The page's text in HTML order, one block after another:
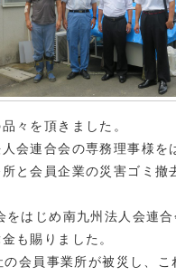
々を頂きました。
会連合会の専務理事様を
と会員企業の災害ゴミ撤
はじめ南九州法人会連合
も賜りました。
会員事業所が被災し、こ